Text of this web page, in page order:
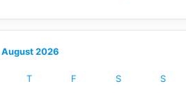
August 2026
T F S S